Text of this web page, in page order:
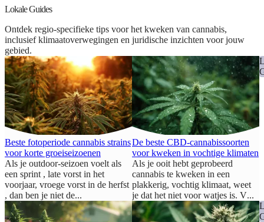
Lokale Guides
Ontdek regio-specifieke tips voor het kweken van cannabis,
inclusief klimaatoverwegingen en juridische inzichten voor jouw
gebied.
LOKALE
GIDSEN
Beste fotoperiode cannabis strains
voor korte groeiseizoenen
Als je outdoor-seizoen voelt als
een sprint , late vorst in het
voorjaar, vroege vorst in de herfst
, dan ben je niet de...
2025-10-24
De beste CBD-cannabissoorten
voor kweken in vochtige klimaten
Als je ooit hebt geprobeerd
cannabis te kweken in een
plakkerig, vochtig klimaat, weet
je dat het niet voor watjes is. V...
2025-10-10
LOKALE
GIDSEN